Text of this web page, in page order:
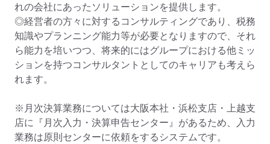
れの会社にあったソリューションを提供します。
◎経営者の方々に対するコンサルティングであり、税務
知識やプランニング能力等が必要となりますので、それ
ら能力を培いつつ、将来的にはグループにおける他ミッ
ションを持つコンサルタントとしてのキャリアも考えら
れます。
※月次決算業務については大阪本社・浜松支店・上越支
店に『月次入力・決算申告センター』があるため、入力
業務は原則センターに依頼をするシステムです。